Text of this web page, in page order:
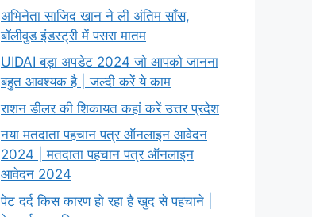
अभिनेता साजिद खान ने ली अंतिम साँस,
बॉलीवुड इंडस्ट्री में पसरा मातम
UIDAI बड़ा अपडेट 2024 जो आपको जानना
बहुत आवश्यक है | जल्दी करें ये काम
राशन डीलर की शिकायत कहां करें उत्तर प्रदेश
नया मतदाता पहचान पत्र ऑनलाइन आवेदन
2024 | मतदाता पहचान पत्र ऑनलाइन
आवेदन 2024
पेट दर्द किस कारण हो रहा है खुद से पहचाने |